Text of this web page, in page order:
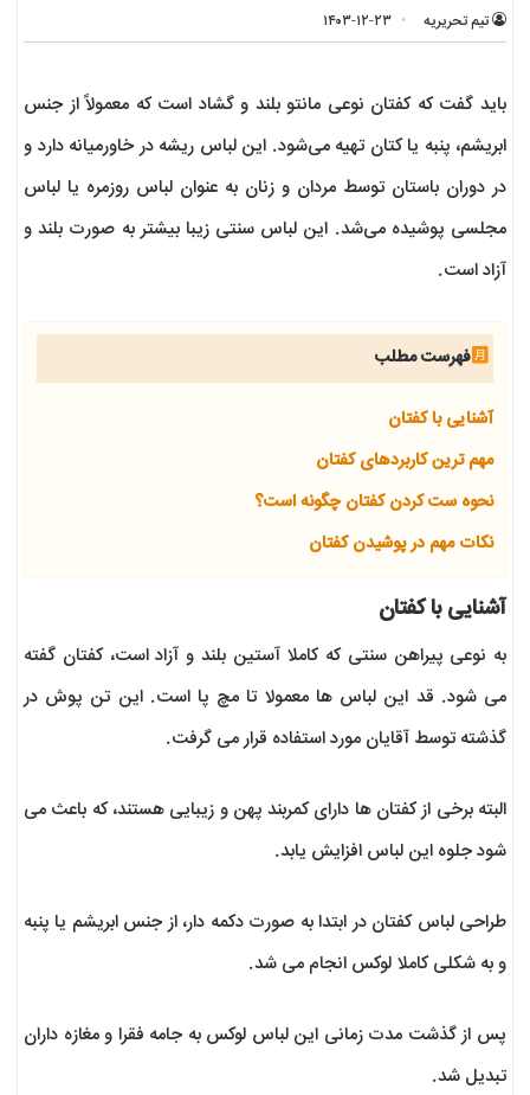
تیم تحریریه ۱۴۰۳-۱۲-۲۳
باید گفت که کفتان نوعی مانتو بلند و گشاد است که معمولاً از جنس
ابریشم، پنبه یا کتان تهیه می‌شود. این لباس ریشه در خاورمیانه دارد و
در دوران باستان توسط مردان و زنان به عنوان لباس روزمره یا لباس
مجلسی پوشیده می‌شد. این لباس سنتی زیبا بیشتر به صورت بلند و
آزاد است.
فهرست مطلب
آشنایی با کفتان
مهم ترین کاربردهای کفتان
نحوه ست کردن کفتان چگونه است؟
نکات مهم در پوشیدن کفتان
آشنایی با کفتان
به نوعی پیراهن سنتی که کاملا آستین بلند و آزاد است، کفتان گفته
می شود. قد این لباس ها معمولا تا مچ پا است. این تن پوش در
گذشته توسط آقایان مورد استفاده قرار می گرفت.
البته برخی از کفتان ها دارای کمربند پهن و زیبایی هستند، که باعث می
شود جلوه این لباس افزایش یابد.
طراحی لباس کفتان در ابتدا به صورت دکمه دار، از جنس ابریشم یا پنبه
و به شکلی کاملا لوکس انجام می شد.
پس از گذشت مدت زمانی این لباس لوکس به جامه فقرا و مغازه داران
تبدیل شد.